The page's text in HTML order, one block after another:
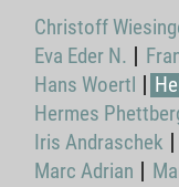
Christoff
Eva Eder N.
Hans Woertl
Hermes
Iris Andraschek
Marc Adrian